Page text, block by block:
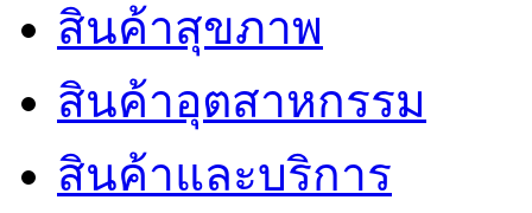
สินค้าสุขภาพ
สินค้าอุตสาหกรรม
สินค้าและบริการ